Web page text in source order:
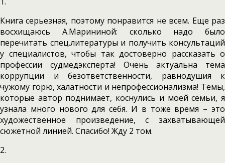
Книга серьезная, поэтому понравится не всем. Еще раз
восхищаюсь А.Марининой: сколько надо было
перечитать спец.литературы и получить консультаций
у специалистов, чтобы так достоверно рассказать о
профессии судмедэксперта! Очень актуальна тема
коррупции и безответственности, равнодушия к
чужому горю, халатности и непрофессионализма! Темы,
которые автор поднимает, коснулись и моей семьи, я
узнала много нового для себя. И в тоже время – это
художественное произведение, с захватывающей
сюжетной линией. Спасибо! Жду 2 том.
2.